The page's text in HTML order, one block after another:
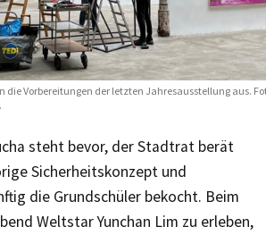
die Vorbereitungen der letzten Jahresausstellung aus.
steht bevor, der Stadtrat berät
Sicherheitskonzept und
die Grundschüler bekocht. Beim
Weltstar Yunchan Lim zu erleben,